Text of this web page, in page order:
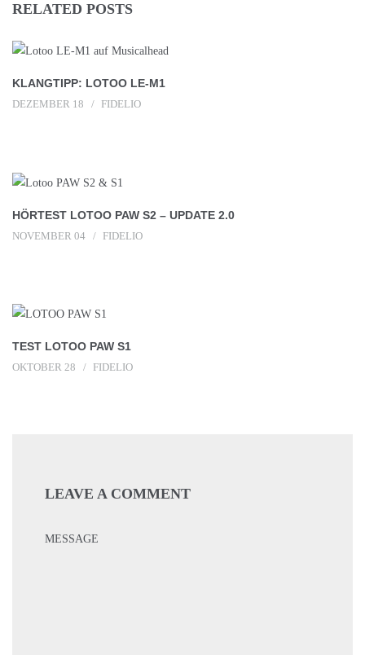
RELATED POSTS
KLANGTIPP: LOTOO LE-M1
DEZEMBER 18 FIDELIO
HÖRTEST LOTOO PAW S2 – UPDATE 2.0
NOVEMBER 04 FIDELIO
TEST LOTOO PAW S1
OKTOBER 28 FIDELIO
LEAVE A COMMENT